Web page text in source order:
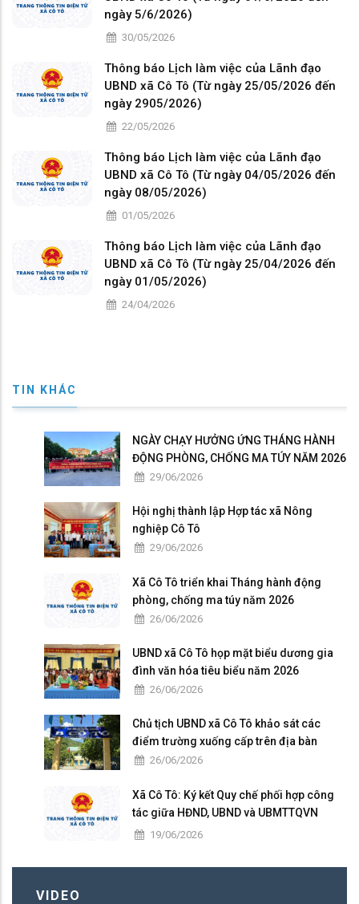
ngày 5/6/2026)
30/05/2026
Thông báo Lịch làm việc của Lãnh đạo
UBND xã Cô Tô (Từ ngày 25/05/2026 đến
ngày 2905/2026)
22/05/2026
Thông báo Lịch làm việc của Lãnh đạo
UBND xã Cô Tô (Từ ngày 04/05/2026 đến
ngày 08/05/2026)
01/05/2026
Thông báo Lịch làm việc của Lãnh đạo
UBND xã Cô Tô (Từ ngày 25/04/2026 đến
ngày 01/05/2026)
24/04/2026
TIN KHÁC
NGÀY CHẠY HƯỞNG ỨNG THÁNG HÀNH
ĐỘNG PHÒNG, CHỐNG MA TÚY NĂM 2026
29/06/2026
Hội nghị thành lập Hợp tác xã Nông
nghiệp Cô Tô
29/06/2026
Xã Cô Tô triển khai Tháng hành động
phòng, chống ma túy năm 2026
26/06/2026
UBND xã Cô Tô họp mặt biểu dương gia
đình văn hóa tiêu biểu năm 2026
26/06/2026
Chủ tịch UBND xã Cô Tô khảo sát các
điểm trường xuống cấp trên địa bàn
26/06/2026
Xã Cô Tô: Ký kết Quy chế phối hợp công
tác giữa HĐND, UBND và UBMTTQVN
nhiệm kỳ 2026 – 2031
19/06/2026
VIDEO